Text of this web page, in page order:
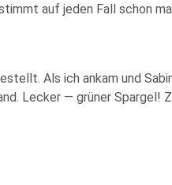
auf jeden Fall schon
Als ich ankam und
Lecker — grüner Spargel!